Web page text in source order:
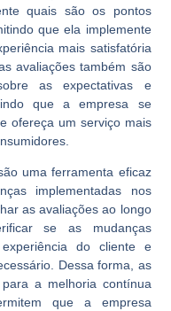
quais são os pontos
que ela implemente
mais satisfatória
avaliações também são
as expectativas e
que a empresa se
ofereça um serviço mais
uma ferramenta eficaz
implementadas nos
as avaliações ao longo
se as mudanças
do cliente e
Dessa forma, as
a melhoria contínua
que a empresa